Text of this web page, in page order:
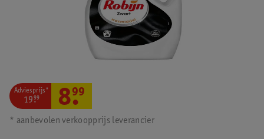
Adviesprijs*
19.
99 8.
99
* aanbevolen verkoopprijs leverancier